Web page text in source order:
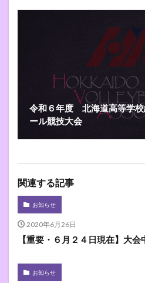
令和６年度 北海道高等学校
ール競技大会
関連する記事
お知らせ
2020年6月26日
【重要・６月２４日現在】大会
お知らせ